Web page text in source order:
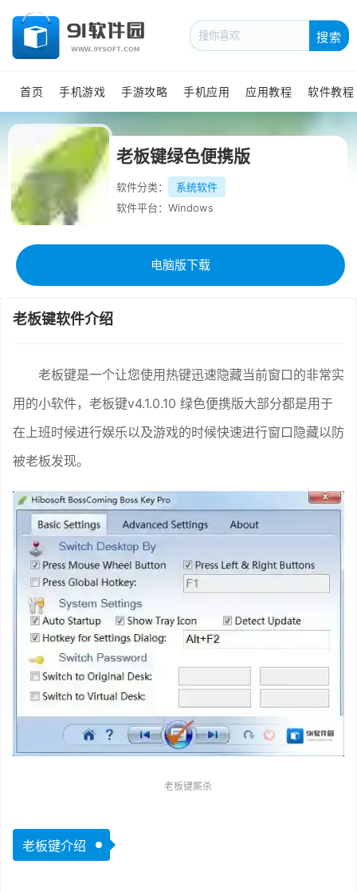
搜索
首页 手机游戏 手游攻略 手机应用 应用教程 软件教程
老板键绿色便携版
软件分类：
系统软件
软件平台：Windows
电脑版下载
老板键软件介绍
老板键是一个让您使用热键迅速隐藏当前窗口的非常实
用的小软件，老板键v4.1.0.10 绿色便携版大部分都是用于
在上班时候进行娱乐以及游戏的时候快速进行窗口隐藏以防
被老板发现。
老板键厮杀
老板键介绍